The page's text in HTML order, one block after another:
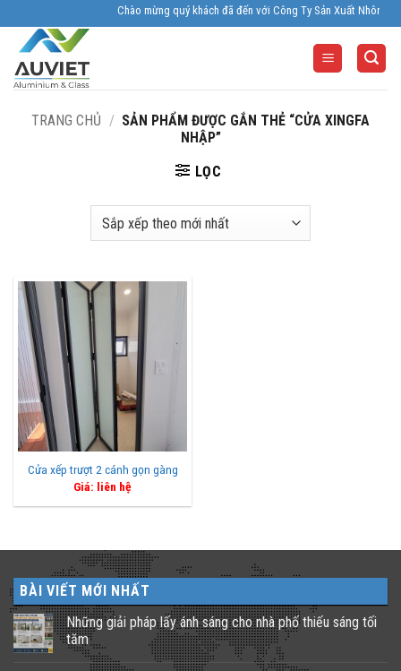
to
content
Chào mừng quý khách đã đến với Công Ty Sản Xuất Nhôm
TRANG CHỦ / SẢN PHẨM ĐƯỢC GẮN THẺ “CỬA XINGFA
NHẬP”
LỌC
Cửa xếp trượt 2 cánh gọn gàng
Giá: liên hệ
BÀI VIẾT MỚI NHẤT
Những giải pháp lấy ánh sáng cho nhà phố thiếu sáng tối
tăm
Không